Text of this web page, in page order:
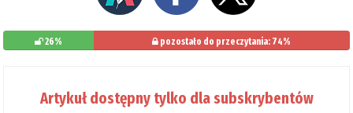
26% pozostało do przeczytania: 74%
Artykuł dostępny tylko dla subskrybentów